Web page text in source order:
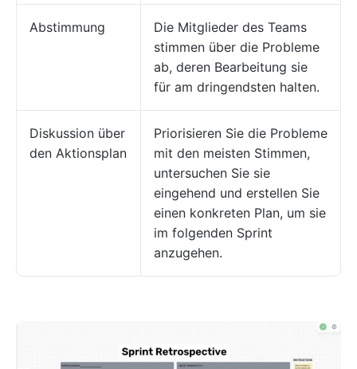
Abstimmung
Die Mitglieder des Teams
stimmen über die Probleme
ab, deren Bearbeitung sie
für am dringendsten halten.
Diskussion über
den Aktionsplan
Priorisieren Sie die Probleme
mit den meisten Stimmen,
untersuchen Sie sie
eingehend und erstellen Sie
einen konkreten Plan, um sie
im folgenden Sprint
anzugehen.